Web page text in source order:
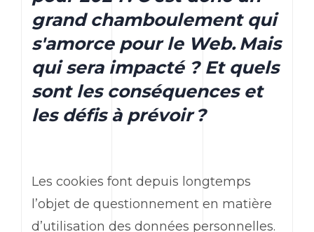
grand chamboulement qui
s'amorce pour le Web. Mais
qui sera impacté ? Et quels
sont les conséquences et
les défis à prévoir ?
Les cookies font depuis longtemps
l’objet de questionnement en matière
d’utilisation des données personnelles.